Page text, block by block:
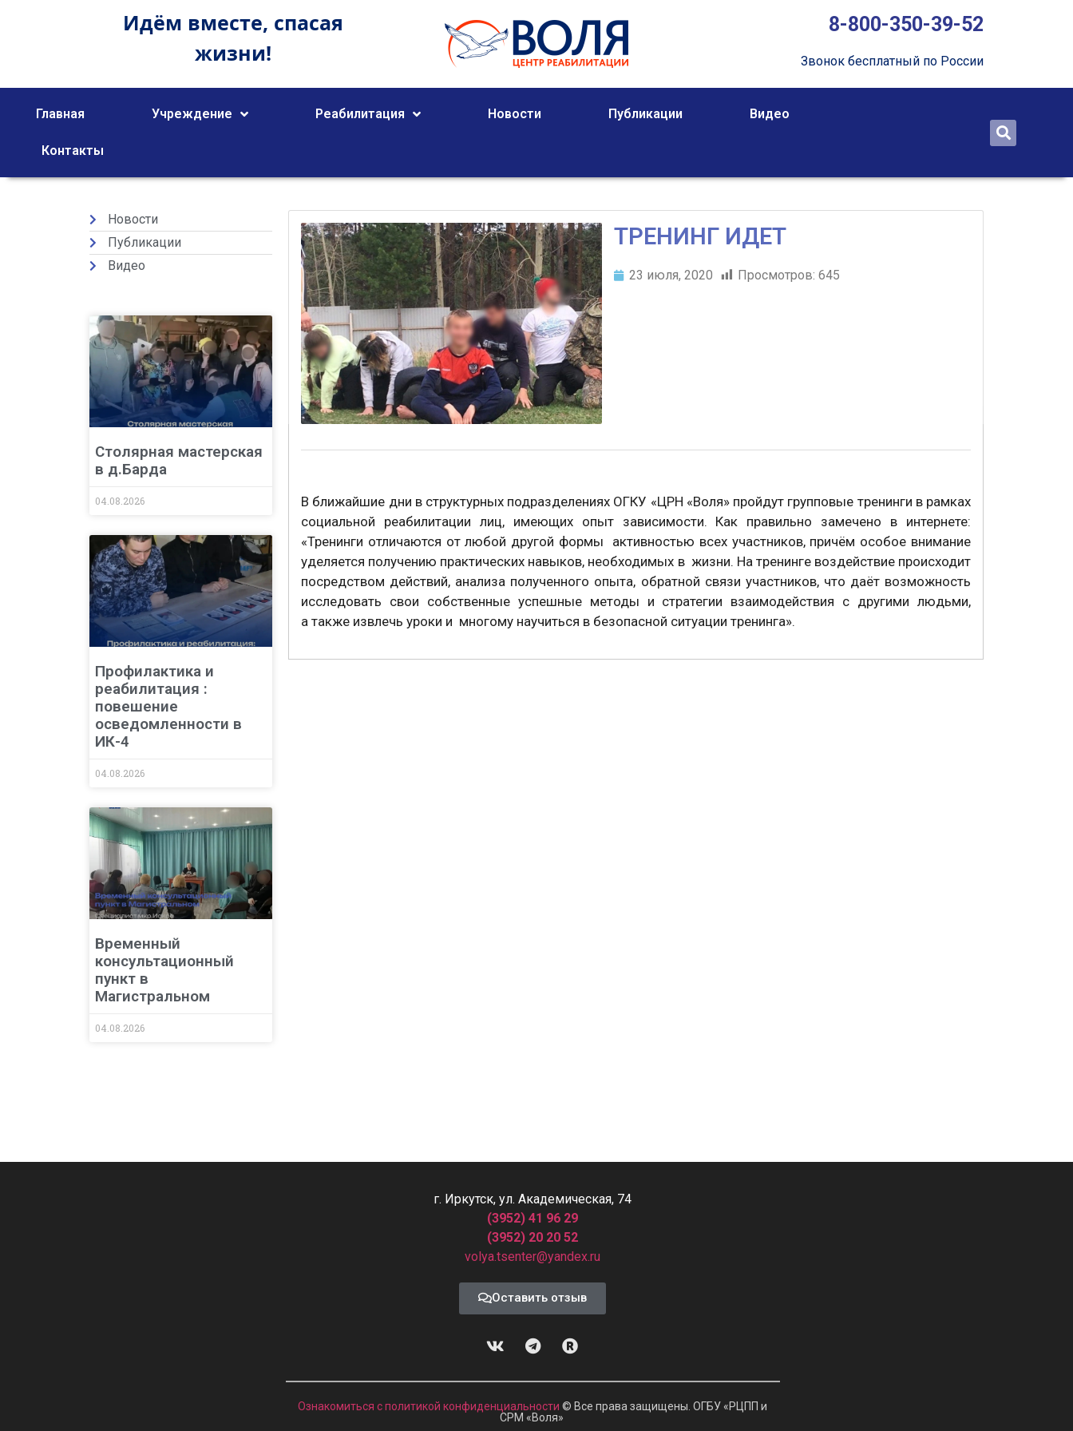
Идём вместе, спасая
жизни!
8-800-350-39-52
Звонок бесплатный по России
Главная Учреждение Реабилитация Новости Публикации Видео
Контакты
Новости
Публикации
Видео
Столярная мастерская
в д.Барда
04.08.2026
Профилактика и
реабилитация :
повешение
осведомленности в
ИК-4
04.08.2026
Временный
консультационный
пункт в
Магистральном
04.08.2026
ТРЕНИНГ ИДЕТ
23 июля, 2020 Просмотров: 645
В ближайшие дни в структурных подразделениях ОГКУ «ЦРН «Воля» пройдут групповые тренинги в рамках
социальной реабилитации лиц, имеющих опыт зависимости. Как правильно замечено в интернете:
«Тренинги отличаются от любой другой формы активностью всех участников, причём особое внимание
уделяется получению практических навыков, необходимых в жизни. На тренинге воздействие происходит
посредством действий, анализа полученного опыта, обратной связи участников, что даёт возможность
исследовать свои собственные успешные методы и стратегии взаимодействия с другими людьми,
а также извлечь уроки и многому научиться в безопасной ситуации тренинга».
г. Иркутск, ул. Академическая, 74
(3952) 41 96 29
(3952) 20 20 52
volya.tsenter@yandex.ru
Оставить отзыв
Ознакомиться с политикой конфиденциальности© Все права защищены. ОГБУ «РЦПП и
СРМ «Воля»